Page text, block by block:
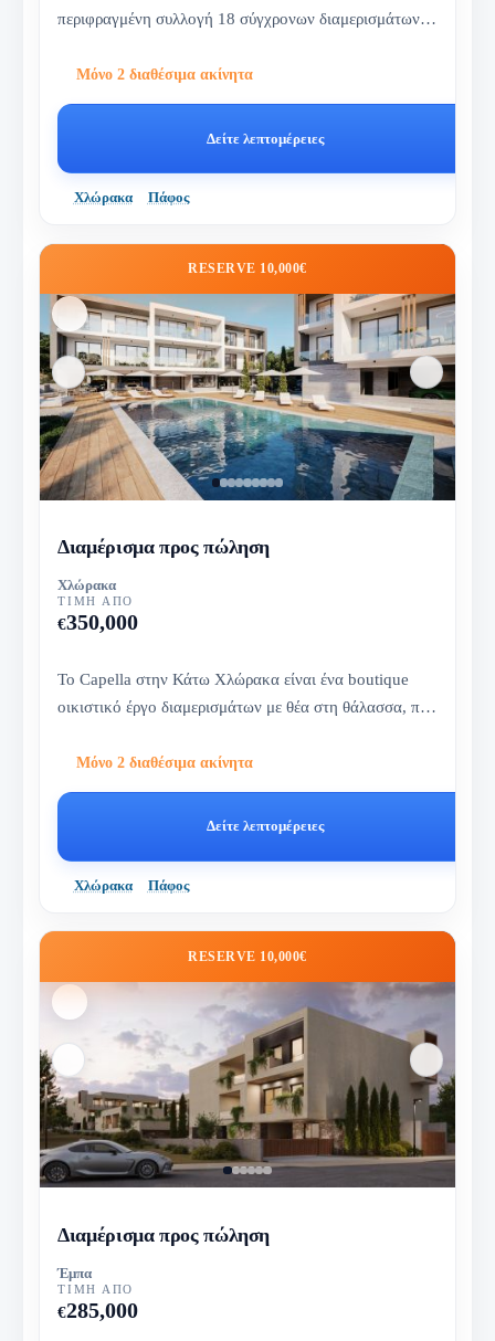
περιφραγμένη συλλογή 18 σύγχρονων διαμερισμάτων
Μόνο 2 διαθέσιμα ακίνητα
Δείτε λεπτομέρειες
Χλώρακα Πάφος
RESERVE 10,000€
Διαμέρισμα προς πώληση
Χλώρακα
ΤΙΜΉ ΑΠΌ
€350,000
Το Capella στην Κάτω Χλώρακα είναι ένα boutique
οικιστικό έργο διαμερισμάτων με θέα στη θάλασσα, που
Μόνο 2 διαθέσιμα ακίνητα
Δείτε λεπτομέρειες
Χλώρακα Πάφος
RESERVE 10,000€
Διαμέρισμα προς πώληση
Έμπα
ΤΙΜΉ ΑΠΌ
€285,000